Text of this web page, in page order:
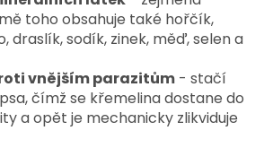
toho obsahuje také hořčík,
draslík, sodík, zinek, měď, selen a
vnějším parazitům - stačí
čímž se křemelina dostane do
a opět je mechanicky zlikviduje